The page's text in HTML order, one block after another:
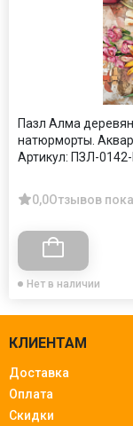
Пазл Алма
натюрморты.
Артикул: ПЗЛ-
0,0Отзывов
Нет в наличии
КЛИЕНТАМ
Доставка
Оплата
Скидки